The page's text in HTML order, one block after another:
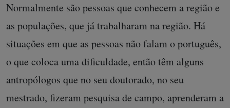
Normalmente são pessoas que conhecem a região e
as populações, que já trabalharam na região. Há
situações em que as pessoas não falam o português,
o que coloca uma dificuldade, então têm alguns
antropólogos que no seu doutorado, no seu
mestrado, fizeram pesquisa de campo, aprenderam a